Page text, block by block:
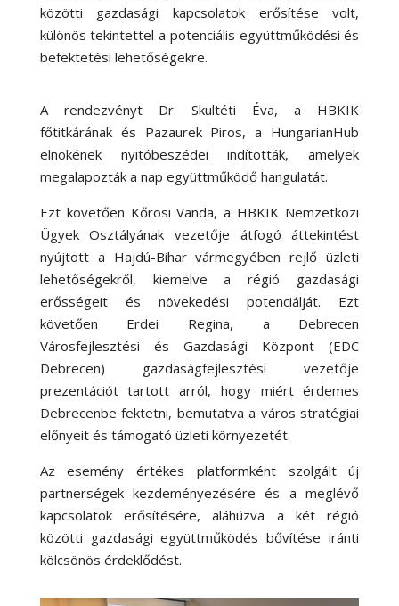
közötti gazdasági kapcsolatok erősítése volt,
különös tekintettel a potenciális együttműködési és
befektetési lehetőségekre.
A rendezvényt Dr. Skultéti Éva, a HBKIK
főtitkárának és Pazaurek Piros, a HungarianHub
elnökének nyitóbeszédei indították, amelyek
megalapozták a nap együttműködő hangulatát.
Ezt követően Kőrösi Vanda, a HBKIK Nemzetközi
Ügyek Osztályának vezetője átfogó áttekintést
nyújtott a Hajdú-Bihar vármegyében rejlő üzleti
lehetőségekről, kiemelve a régió gazdasági
erősségeit és növekedési potenciálját. Ezt
követően Erdei Regina, a Debrecen
Városfejlesztési és Gazdasági Központ (EDC
Debrecen) gazdaságfejlesztési vezetője
prezentációt tartott arról, hogy miért érdemes
Debrecenbe fektetni, bemutatva a város stratégiai
előnyeit és támogató üzleti környezetét.
Az esemény értékes platformként szolgált új
partnerségek kezdeményezésére és a meglévő
kapcsolatok erősítésére, aláhúzva a két régió
közötti gazdasági együttműködés bővítése iránti
kölcsönös érdeklődést.